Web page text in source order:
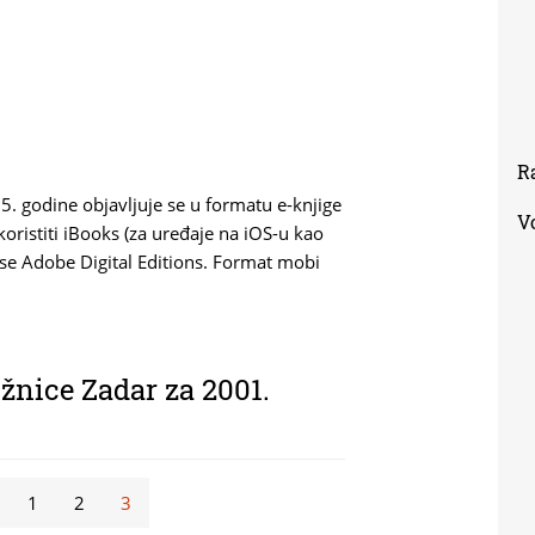
godine objavljuje se u formatu e-knjige
iBooks (za uređaje na iOS-u kao
Adobe Digital Editions. Format mobi
Zadar za 2001.
1 2 3